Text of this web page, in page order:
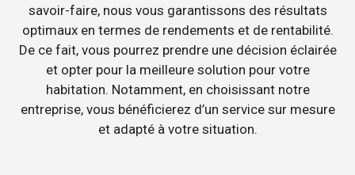
savoir-faire, nous vous garantissons des résultats
optimaux en termes de rendements et de rentabilité.
De ce fait, vous pourrez prendre une décision éclairée
et opter pour la meilleure solution pour votre
habitation. Notamment, en choisissant notre
entreprise, vous bénéficierez d’un service sur mesure
et adapté à votre situation.